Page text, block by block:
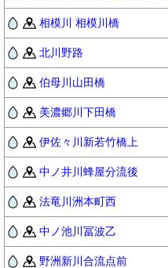
相模川 相模川橋
北川野路
伯母川山田橋
美濃郷川下田橋
伊佐々川新若竹橋上
中ノ井川蜂屋分流後
法竜川洲本町西
中ノ池川冨波乙
野洲新川合流点前